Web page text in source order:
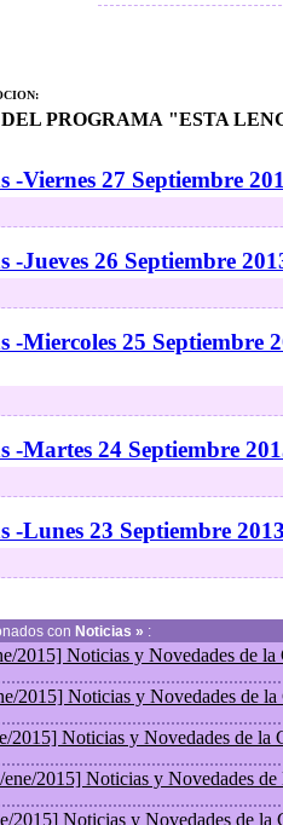
PROGRAMA "ESTA
-Viernes 27 Septiembre
-Jueves 26 Septiembre
-Miercoles 25 Septiembre
-Martes 24 Septiembre
-Lunes 23 Septiembre
con Noticias » :
2015] Noticias y Novedades de la
2015] Noticias y Novedades de
2015] Noticias y Novedades de la
2015] Noticias y Novedades
2015] Noticias y Novedades de la